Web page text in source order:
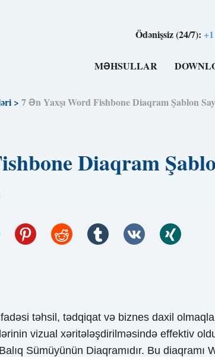
Ödənişsiz (24/7):
MƏHSULLAR
> 7 Ən Yaxşı Word Fishbone Diaqram Şablon
Diaqram
təhsil, tədqiqat və biznes daxil
vizual xəritələşdirilməsində effektiv
Sümüyünün Diaqramıdır. Bu